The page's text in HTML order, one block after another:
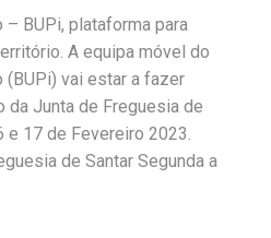
– BUPi, plataforma para
A equipa móvel do
(BUPi) vai estar a fazer
da Junta de Freguesia de
e 17 de Fevereiro 2023.
de Santar Segunda a